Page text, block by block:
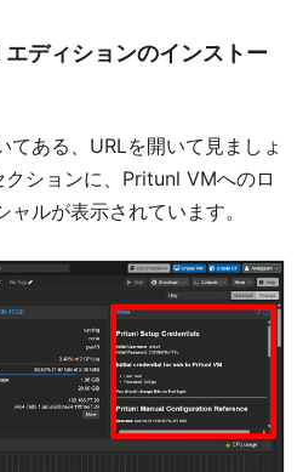
ディションのインストー
てある、URLを開いて見ましょ
ションに、Pritunl VMへのロ
ルが表示されています。